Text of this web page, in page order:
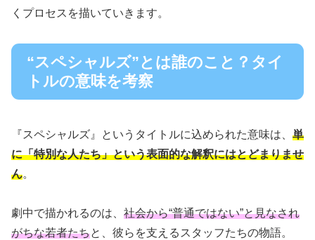
くプロセスを描いていきます。
“スペシャルズ”とは誰のこと？タイ
トルの意味を考察
『スペシャルズ』というタイトルに込められた意味は、 単
に「特別な人たち」という表面的な解釈にはとどまりませ
ん。
劇中で描かれるのは、 社会から“普通ではない”と見なされ
がちな若者たちと、彼らを支えるスタッフたちの物語。